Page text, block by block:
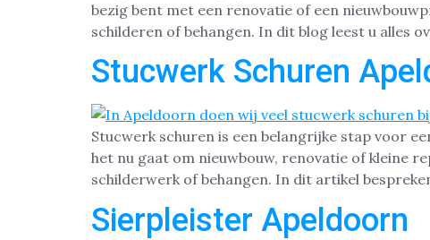
bezig bent met een renovatie of een
schilderen of behangen. In dit blog leest u alles
Stucwerk Schuren
Stucwerk schuren is een belangrijke stap voor
het nu gaat om nieuwbouw, renovatie of kleine
schilderwerk of behangen. In dit artikel
Sierpleister Apeldoorn